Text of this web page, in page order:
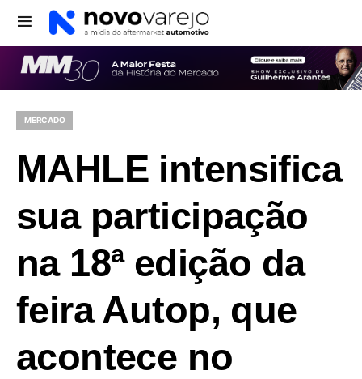
MERCADO
MAHLE intensifica
sua participação
na 18ª edição da
feira Autop, que
acontece no